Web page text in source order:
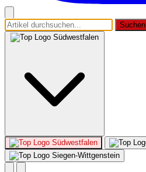
Suchen
Südwestfalen
Südwestfalen
Siegen-Wittgenstein